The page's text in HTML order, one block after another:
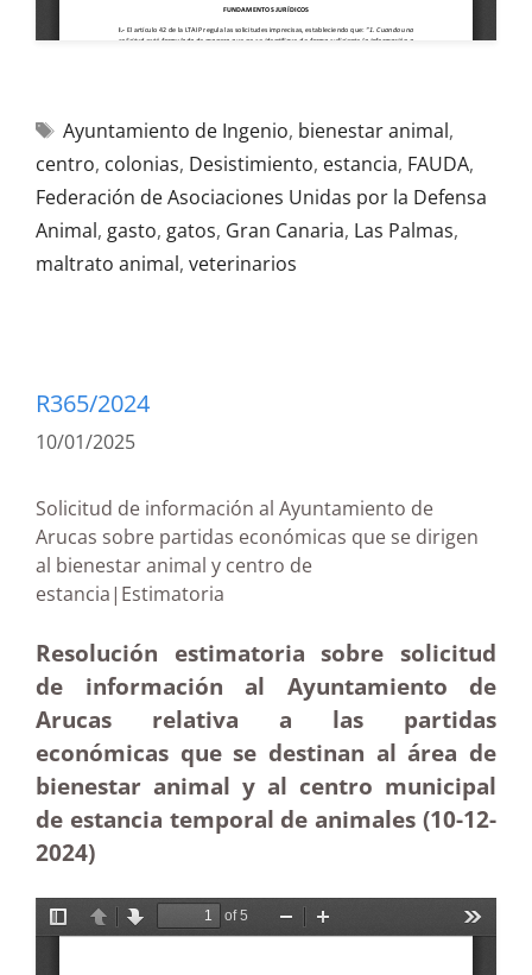
Ayuntamiento de Ingenio, bienestar animal,
centro, colonias, Desistimiento, estancia, FAUDA,
Federación de Asociaciones Unidas por la Defensa
Animal, gasto, gatos, Gran Canaria, Las Palmas,
maltrato animal, veterinarios
R365/2024
10/01/2025
Solicitud de información al Ayuntamiento de
Arucas sobre partidas económicas que se dirigen
al bienestar animal y centro de
estancia|Estimatoria
Resolución estimatoria sobre solicitud
de información al Ayuntamiento de
Arucas relativa a las partidas
económicas que se destinan al área de
bienestar animal y al centro municipal
de estancia temporal de animales (10-12-
2024)